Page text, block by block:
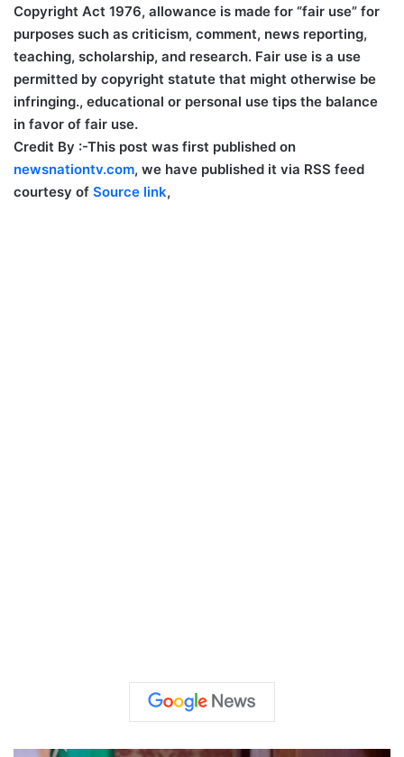
Copyright Act 1976, allowance is made for “fair use” for
purposes such as criticism, comment, news reporting,
teaching, scholarship, and research. Fair use is a use
permitted by copyright statute that might otherwise be
infringing., educational or personal use tips the balance
in favor of fair use.
Credit By :-This post was first published on
newsnationtv.com, we have published it via RSS feed
courtesy of Source link,